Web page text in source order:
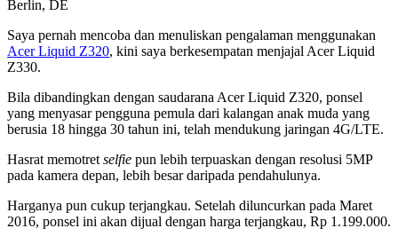
Berlin, DE
Saya pernah mencoba dan menuliskan pengalaman menggunakan
Acer Liquid Z320, kini saya berkesempatan menjajal Acer Liquid
Z330.
Bila dibandingkan dengan saudarana Acer Liquid Z320, ponsel
yang menyasar pengguna pemula dari kalangan anak muda yang
berusia 18 hingga 30 tahun ini, telah mendukung jaringan 4G/LTE.
Hasrat memotret selfie pun lebih terpuaskan dengan resolusi 5MP
pada kamera depan, lebih besar daripada pendahulunya.
Harganya pun cukup terjangkau. Setelah diluncurkan pada Maret
2016, ponsel ini akan dijual dengan harga terjangkau, Rp 1.199.000.